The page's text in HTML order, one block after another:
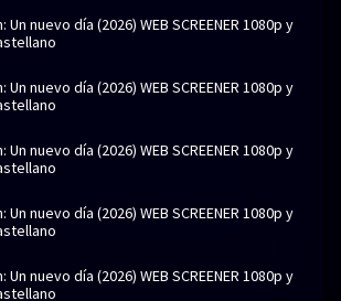
Un nuevo día (2026) WEB SCREENER 1080p y
Un nuevo día (2026) WEB SCREENER 1080p y
Un nuevo día (2026) WEB SCREENER 1080p y
Un nuevo día (2026) WEB SCREENER 1080p y
Un nuevo día (2026) WEB SCREENER 1080p y